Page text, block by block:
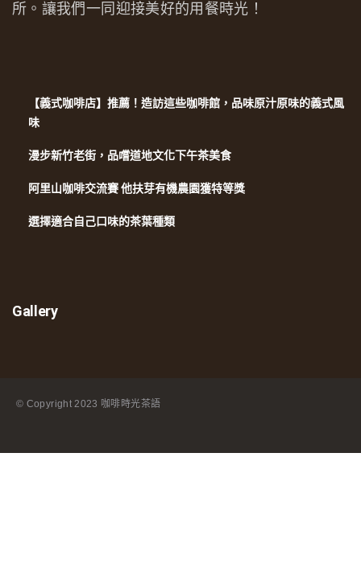
所。讓我們一同迎接美好的用餐時光！
【義式咖啡店】推薦！造訪這些咖啡館，品味原汁原味的義式風
味
漫步新竹老街，品嚐道地文化下午茶美食
阿里山咖啡交流賽 他扶芽有機農園獲特等獎
選擇適合自己口味的茶葉種類
Gallery
© Copyright2023 咖啡時光茶語